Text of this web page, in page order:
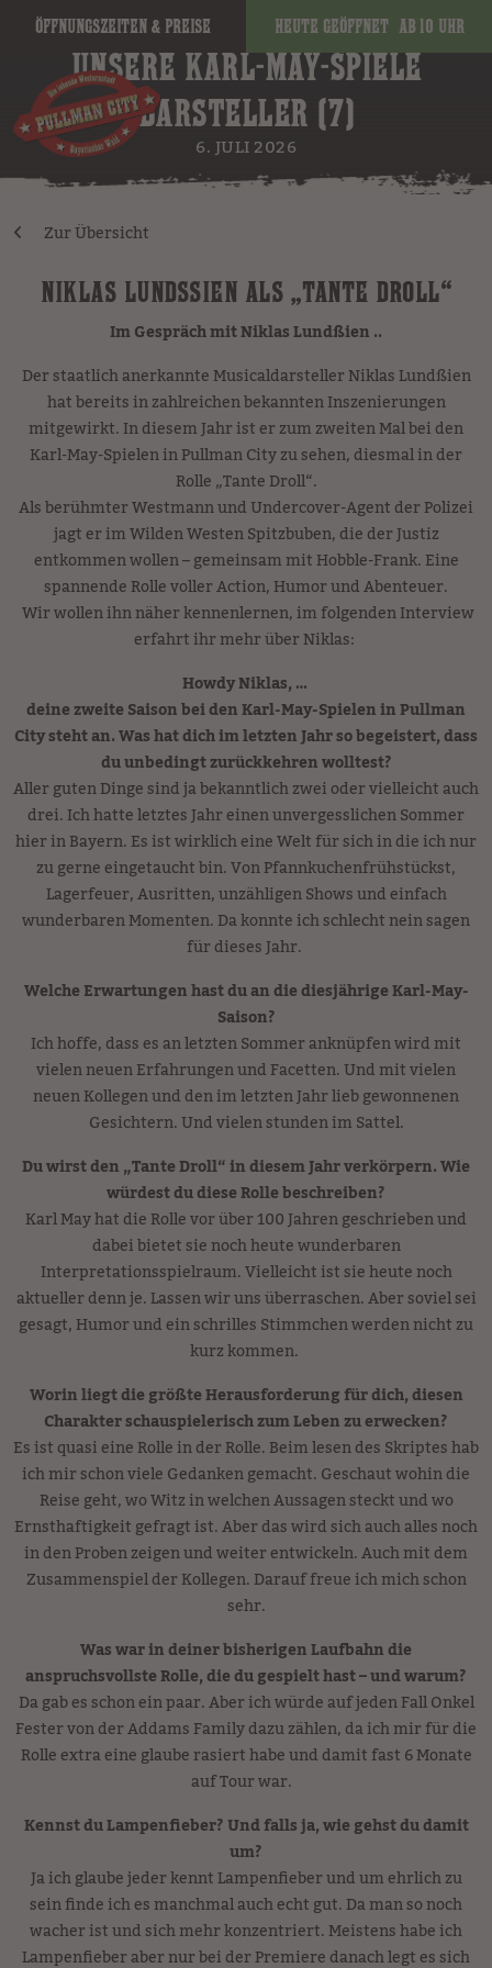
Öffnungszeiten & Preise Heute geöffnet ab 10 Uhr
UNSERE KARL-MAY-SPIELE
DARSTELLER (7)
6. JULI 2026
Zur Übersicht
NIKLAS LUNDSSIEN ALS „TANTE DROLL“
Im Gespräch mit Niklas Lundßien ..
Der staatlich anerkannte Musicaldarsteller Niklas Lundßien
hat bereits in zahlreichen bekannten Inszenierungen
mitgewirkt. In diesem Jahr ist er zum zweiten Mal bei den
Karl-May-Spielen in Pullman City zu sehen, diesmal in der
Rolle „Tante Droll“.
Als berühmter Westmann und Undercover-Agent der Polizei
jagt er im Wilden Westen Spitzbuben, die der Justiz
entkommen wollen – gemeinsam mit Hobble-Frank. Eine
spannende Rolle voller Action, Humor und Abenteuer.
Wir wollen ihn näher kennenlernen, im folgenden Interview
erfahrt ihr mehr über Niklas:
Howdy Niklas, …
deine zweite Saison bei den Karl-May-Spielen in Pullman
City steht an. Was hat dich im letzten Jahr so begeistert, dass
du unbedingt zurückkehren wolltest?
Aller guten Dinge sind ja bekanntlich zwei oder vielleicht auch
drei. Ich hatte letztes Jahr einen unvergesslichen Sommer
hier in Bayern. Es ist wirklich eine Welt für sich in die ich nur
zu gerne eingetaucht bin. Von Pfannkuchenfrühstückst,
Lagerfeuer, Ausritten, unzähligen Shows und einfach
wunderbaren Momenten. Da konnte ich schlecht nein sagen
für dieses Jahr.
Welche Erwartungenhast duandie diesjährige Karl-May-
Saison?
Ich hoffe, dass es an letzten Sommer anknüpfen wird mit
vielen neuen Erfahrungen und Facetten. Und mit vielen
neuen Kollegen und den im letzten Jahr lieb gewonnenen
Gesichtern. Und vielen stunden im Sattel.
Du wirst den „Tante Droll“ in diesem Jahr verkörpern. Wie
würdest du diese Rolle beschreiben?
Karl May hat die Rolle vor über 100 Jahren geschrieben und
dabei bietet sie noch heute wunderbaren
Interpretationsspielraum. Vielleicht ist sie heute noch
aktueller denn je. Lassen wir uns überraschen. Aber soviel sei
gesagt, Humor und ein schrilles Stimmchen werden nicht zu
kurz kommen.
Worin liegt die größte Herausforderung für dich, diesen
Charakter schauspielerisch zum Leben zu erwecken?
Es ist quasi eine Rolle in der Rolle. Beim lesen des Skriptes hab
ich mir schon viele Gedanken gemacht. Geschaut wohin die
Reise geht, wo Witz in welchen Aussagen steckt und wo
Ernsthaftigkeit gefragt ist. Aber das wird sich auch alles noch
in den Proben zeigen und weiter entwickeln. Auch mit dem
Zusammenspiel der Kollegen. Darauf freue ich mich schon
sehr.
Was war in deiner bisherigen Laufbahn die
anspruchsvollste Rolle, die du gespielt hast– und warum?
Da gab es schon ein paar. Aber ich würde auf jeden Fall Onkel
Fester von der Addams Family dazu zählen, da ich mir für die
Rolle extra eine glaube rasiert habe und damit fast 6 Monate
auf Tour war.
Kennst du Lampenfieber? Und falls ja, wie gehst du damit
um?
Ja ich glaube jeder kennt Lampenfieber und um ehrlich zu
sein finde ich es manchmal auch echt gut. Da man so noch
wacher ist und sich mehr konzentriert. Meistens habe ich
Lampenfieber aber nur bei der Premiere danach legt es sich